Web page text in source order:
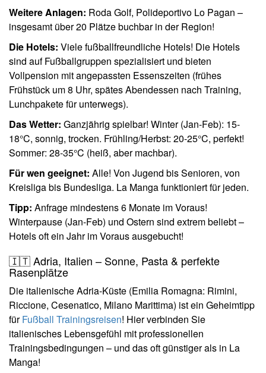
Weitere Anlagen: Roda Golf, Polideportivo Lo Pagan –
insgesamt über 20 Plätze buchbar in der Region!
Die Hotels: Viele fußballfreundliche Hotels! Die Hotels
sind auf Fußballgruppen spezialisiert und bieten
Vollpension mit angepassten Essenszeiten (frühes
Frühstück um 8 Uhr, spätes Abendessen nach Training,
Lunchpakete für unterwegs).
Das Wetter: Ganzjährig spielbar! Winter (Jan-Feb): 15-
18°C, sonnig, trocken. Frühling/Herbst: 20-25°C, perfekt!
Sommer: 28-35°C (heiß, aber machbar).
Für wen geeignet: Alle! Von Jugend bis Senioren, von
Kreisliga bis Bundesliga. La Manga funktioniert für jeden.
Tipp: Anfrage mindestens 6 Monate im Voraus!
Winterpause (Jan-Feb) und Ostern sind extrem beliebt –
Hotels oft ein Jahr im Voraus ausgebucht!
🇮🇹 Adria, Italien – Sonne, Pasta & perfekte
Rasenplätze
Die italienische Adria-Küste (Emilia Romagna: Rimini,
Riccione, Cesenatico, Milano Marittima) ist ein Geheimtipp
fürFußball Trainingsreisen! Hier verbinden Sie
italienisches Lebensgefühl mit professionellen
Trainingsbedingungen – und das oft günstiger als in La
Manga!